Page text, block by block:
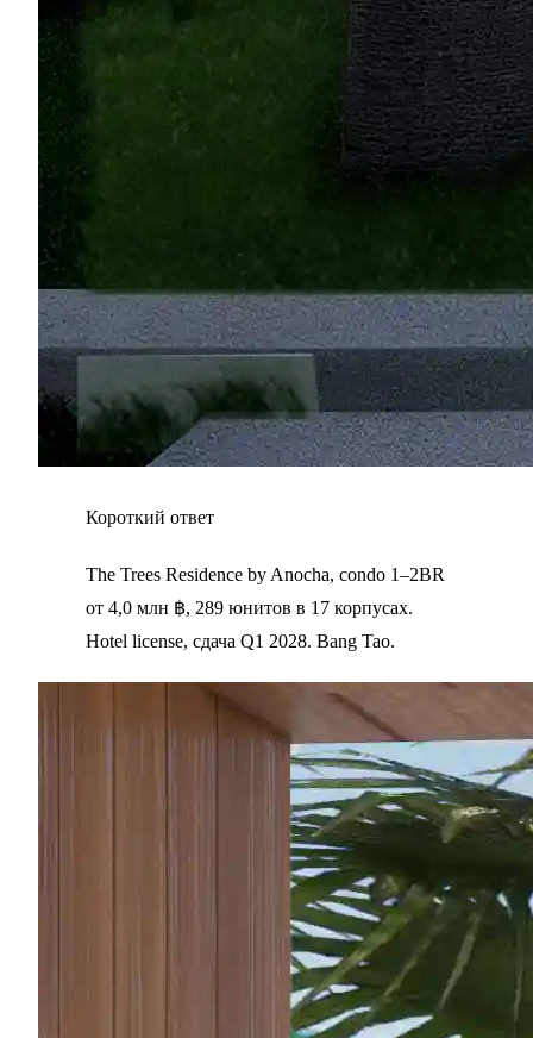
Короткий ответ
The Trees Residence by Anocha, condo 1–2BR
от 4,0 млн ฿, 289 юнитов в 17 корпусах.
Hotel license, сдача Q1 2028. Bang Tao.